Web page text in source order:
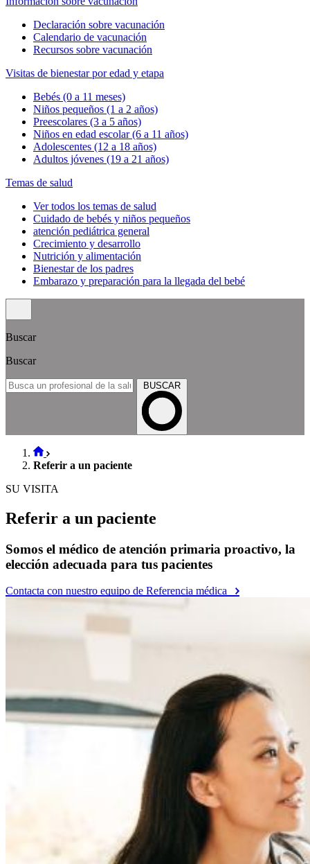
Declaración sobre vacunación
Calendario de vacunación
Recursos sobre vacunación
Visitas de bienestar por edad y etapa
Bebés (0 a 11 meses)
Niños pequeños (1 a 2 años)
Preescolares (3 a 5 años)
Niños en edad escolar (6 a 11 años)
Adolescentes (12 a 18 años)
Adultos jóvenes (19 a 21 años)
Temas de salud
Ver todos los temas de salud
Cuidado de bebés y niños pequeños
atención pediátrica general
Crecimiento y desarrollo
Nutrición y alimentación
Bienestar de los padres
Embarazo y preparación para la llegada del bebé
Buscar
Buscar
BUSCAR
Referir a un paciente
SU VISITA
Referir a un paciente
Somos el médico de atención primaria proactivo, la
elección adecuada para tus pacientes
Contacta con nuestro equipo de Referencia médica